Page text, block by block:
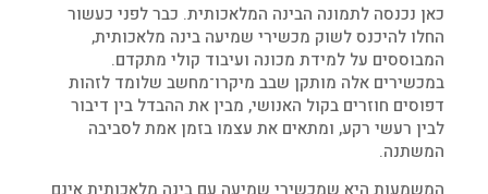
כאן נכנסה לתמונה הבינה המלאכותית. כבר לפני כעשור
החלו להיכנס לשוק מכשירי שמיעה בינה מלאכותית,
המבוססים על למידת מכונה ועיבוד קולי מתקדם.
במכשירים אלה מותקן שבב מיקרו־מחשב שלומד לזהות
דפוסים חוזרים בקול האנושי, מבין את ההבדל בין דיבור
לבין רעשי רקע, ומתאים את עצמו בזמן אמת לסביבה
המשתנה.